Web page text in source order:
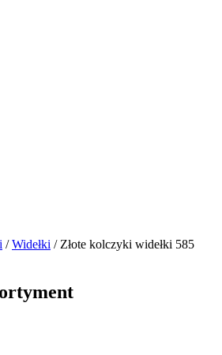
/Widełki / Złote kolczyki widełki 585